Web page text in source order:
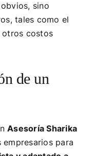
sino
tales como el
otros costos
de un
Asesoría Sharika
para